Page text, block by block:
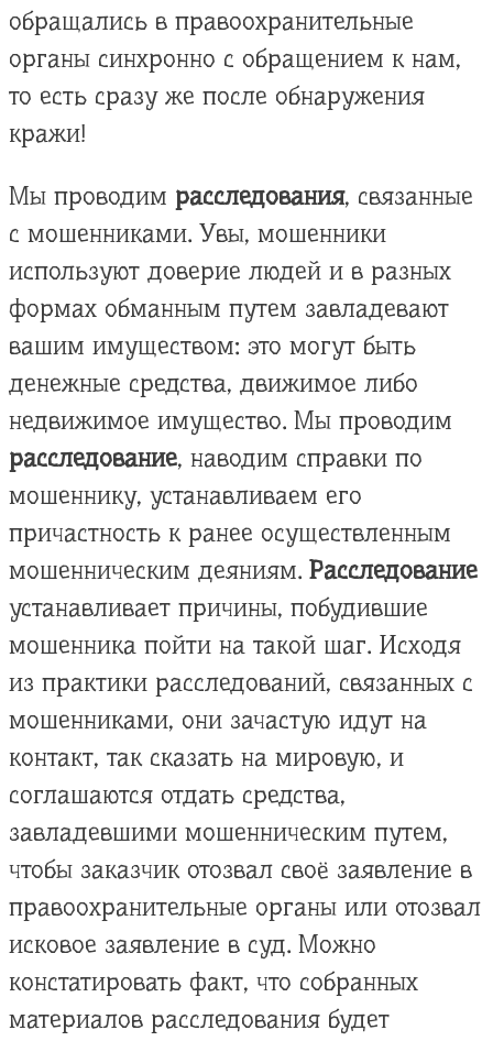
обращались в правоохранительные
органы синхронно с обращением к нам,
то есть сразу же после обнаружения
кражи!
Мы проводим расследования, связанные
с мошенниками. Увы, мошенники
используют доверие людей и в разных
формах обманным путем завладевают
вашим имуществом: это могут быть
денежные средства, движимое либо
недвижимое имущество. Мы проводим
расследование, наводим справки по
мошеннику, устанавливаем его
причастность к ранее осуществленным
мошенническим деяниям. Расследование
устанавливает причины, побудившие
мошенника пойти на такой шаг. Исходя
из практики расследований, связанных с
мошенниками, они зачастую идут на
контакт, так сказать на мировую, и
соглашаются отдать средства,
завладевшими мошенническим путем,
чтобы заказчик отозвал своё заявление в
правоохранительные органы или отозвал
исковое заявление в суд. Можно
констатировать факт, что собранных
материалов расследования будет